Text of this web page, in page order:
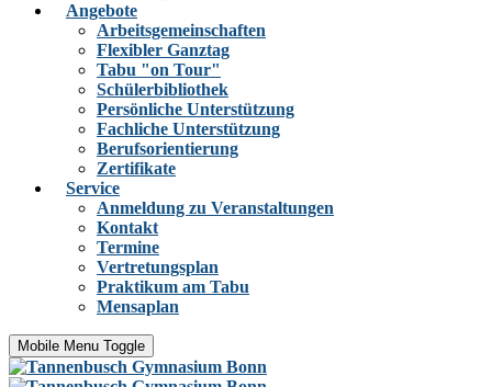
Angebote
Arbeitsgemeinschaften
Flexibler Ganztag
Tabu "on Tour"
Schülerbibliothek
Persönliche Unterstützung
Fachliche Unterstützung
Berufsorientierung
Zertifikate
Service
Anmeldung zu Veranstaltungen
Kontakt
Termine
Vertretungsplan
Praktikum am Tabu
Mensaplan
Mobile Menu Toggle